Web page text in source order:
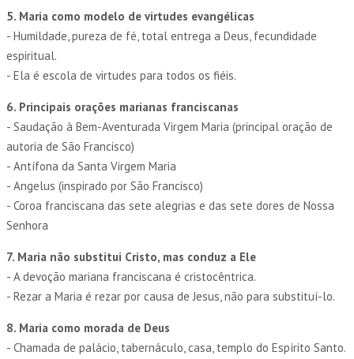
5. Maria como modelo de virtudes evangélicas
- Humildade, pureza de fé, total entrega a Deus, fecundidade
espiritual.
- Ela é escola de virtudes para todos os fiéis.
6. Principais orações marianas franciscanas
- Saudação à Bem-Aventurada Virgem Maria (principal oração de
autoria de São Francisco)
- Antífona da Santa Virgem Maria
- Angelus (inspirado por São Francisco)
- Coroa franciscana das sete alegrias e das sete dores de Nossa
Senhora
7. Maria não substitui Cristo, mas conduz a Ele
- A devoção mariana franciscana é cristocêntrica.
- Rezar a Maria é rezar por causa de Jesus, não para substituí-lo.
8. Maria como morada de Deus
- Chamada de palácio, tabernáculo, casa, templo do Espírito Santo.